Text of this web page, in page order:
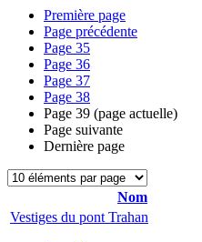
Première page
Page précédente
Page 35
Page 36
Page 37
Page 38
Page 39 (page actuelle)
Page suivante
Dernière page
Nom
Vestiges du pont Trahan